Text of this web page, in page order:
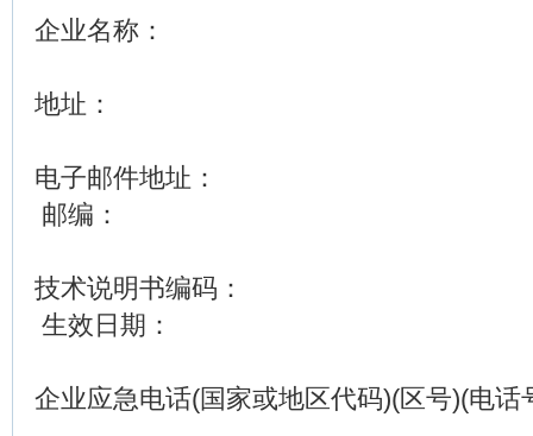
企业名称：
地址：
电子邮件地址：
邮编：
技术说明书编码：
生效日期：
企业应急电话(国家或地区代码)(区号)(电话